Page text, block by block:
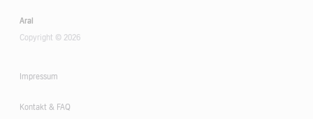
Aral
Copyright © 2026
Impressum
Kontakt & FAQ